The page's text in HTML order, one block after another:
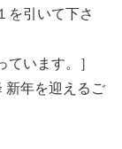
を引いて下さ
ています。］
新年を迎えるご